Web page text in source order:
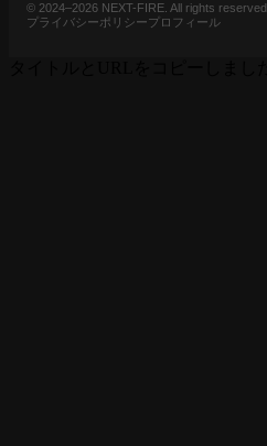
© 2024–2026 NEXT-FIRE. All rights reserved.
プライバシーポリシープロフィール